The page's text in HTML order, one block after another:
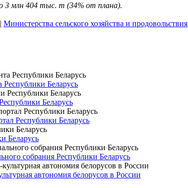
3 млн 404 тыс. т (34% от плана).
| Министерства сельского хозяйства и продовольствия
Республики Беларусь
Беларусь
Республики Беларусь
Беларусь
собрания Республики Беларусь
автономия белорусов в России